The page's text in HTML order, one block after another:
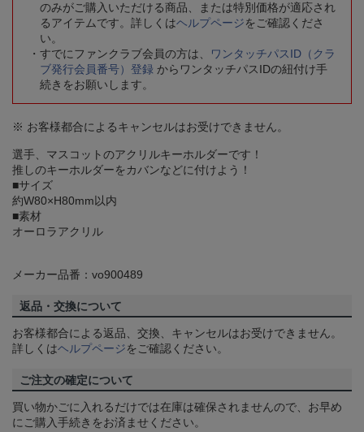
のみがご購入いただける商品、または特別価格が適応され
るアイテムです。詳しくはヘルプページをご確認くださ
い。
すでにファンクラブ会員の方は、
ワンタッチパスID（クラ
ブ発行会員番号）登録 からワンタッチパスIDの紐付け手
続きをお願いします。
※ お客様都合によるキャンセルはお受けできません。
選手、マスコットのアクリルキーホルダーです！
推しのキーホルダーをカバンなどに付けよう！
■サイズ
約W80×H80mm以内
■素材
オーロラアクリル
メーカー品番：vo900489
返品・交換について
お客様都合による返品、交換、キャンセルはお受けできません。
詳しくはヘルプページをご確認ください。
ご注文の確定について
買い物かごに入れるだけでは在庫は確保されませんので、お早め
にご購入手続きをお済ませください。